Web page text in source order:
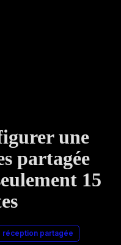
une
partagée
15
réception partagée